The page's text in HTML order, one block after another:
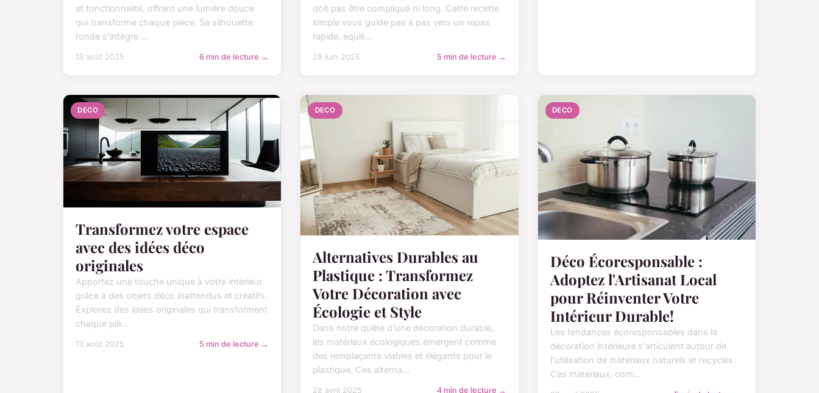
et fonctionnalité, offrant une lumière douce
qui transforme chaque pièce. Sa silhouette
ronde s'intègre ...
13 août 2025 6 min de lecture →
doit pas être compliqué ni long. Cette recette
simple vous guide pas à pas vers un repas
rapide, équili...
28 juin 2025 5 min de lecture →
DECO
Transformez votre espace
avec des idées déco
originales
Apportez une touche unique à votre intérieur
grâce à des objets déco inattendus et créatifs.
Explorez des idées originales qui transforment
chaque piè...
13 août 2025 5 min de lecture →
DECO
Alternatives Durables au
Plastique : Transformez
Votre Décoration avec
Écologie et Style
Dans notre quête d'une décoration durable,
les matériaux écologiques émergent comme
des remplaçants viables et élégants pour le
plastique. Ces alterna...
28 avril 2025 4 min de lecture →
DECO
Déco Écoresponsable :
Adoptez l'Artisanat Local
pour Réinventer Votre
Intérieur Durable!
Les tendances écoresponsables dans la
décoration intérieure s'articulent autour de
l'utilisation de matériaux naturels et recyclés.
Ces matériaux, com...